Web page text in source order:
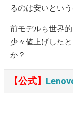
るのは安いという
前モデルも世界
少々値上げした
か？
【公式】